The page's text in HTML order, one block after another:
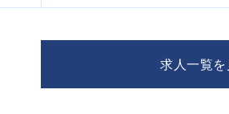
求人一覧を